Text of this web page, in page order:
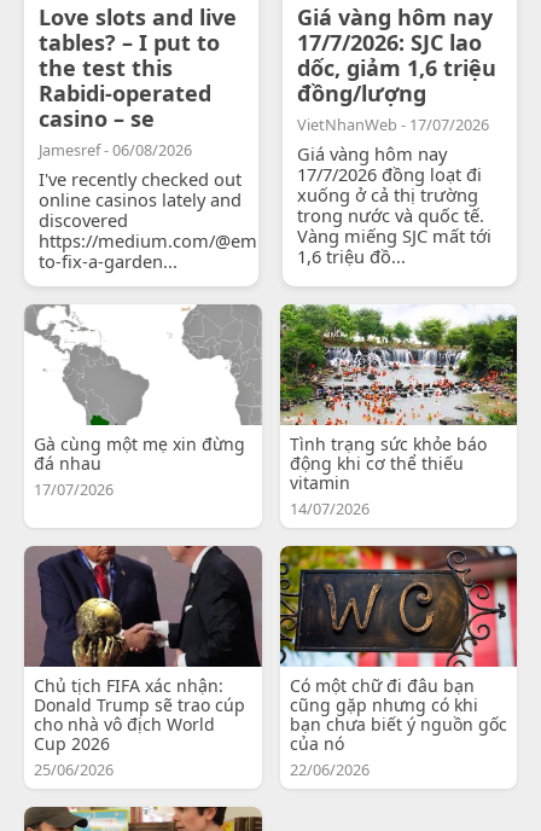
Love slots and live
tables? – I put to
the test this
Rabidi-operated
casino – se
Jamesref - 06/08/2026
I've recently checked out
online casinos lately and
discovered
https://medium.com/@emilyjohnsonready/how-
to-fix-a-garden...
Giá vàng hôm nay
17/7/2026: SJC lao
dốc, giảm 1,6 triệu
đồng/lượng
VietNhanWeb - 17/07/2026
Giá vàng hôm nay
17/7/2026 đồng loạt đi
xuống ở cả thị trường
trong nước và quốc tế.
Vàng miếng SJC mất tới
1,6 triệu đồ...
Gà cùng một mẹ xin đừng
đá nhau
17/07/2026
Tình trạng sức khỏe báo
động khi cơ thể thiếu
vitamin
14/07/2026
Chủ tịch FIFA xác nhận:
Donald Trump sẽ trao cúp
cho nhà vô địch World
Cup 2026
25/06/2026
Có một chữ đi đâu bạn
cũng gặp nhưng có khi
bạn chưa biết ý nguồn gốc
của nó
22/06/2026